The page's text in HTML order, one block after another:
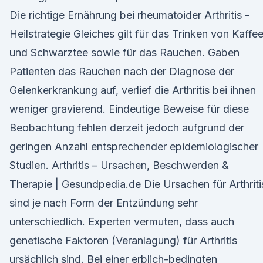
Die richtige Ernährung bei rheumatoider Arthritis -
Heilstrategie Gleiches gilt für das Trinken von
und Schwarztee sowie für das Rauchen. Gaben
Patienten das Rauchen nach der Diagnose der
Gelenkerkrankung auf, verlief die Arthritis bei ihnen
weniger gravierend. Eindeutige Beweise für diese
Beobachtung fehlen derzeit jedoch aufgrund der
geringen Anzahl entsprechender epidemiologischer
Studien. Arthritis – Ursachen, Beschwerden &
Therapie | Gesundpedia.de Die Ursachen für
sind je nach Form der Entzündung sehr
unterschiedlich. Experten vermuten, dass auch
genetische Faktoren (Veranlagung) für Arthritis
ursächlich sind. Bei einer erblich-bedingten